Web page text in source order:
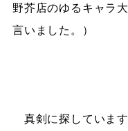
野芥店のゆるキャラ
言いました。）
真剣に探しています